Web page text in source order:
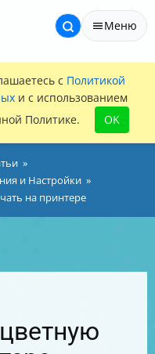
Меню
с Политикой
и с использованием
Политике.
OK
и Настройки
на принтере